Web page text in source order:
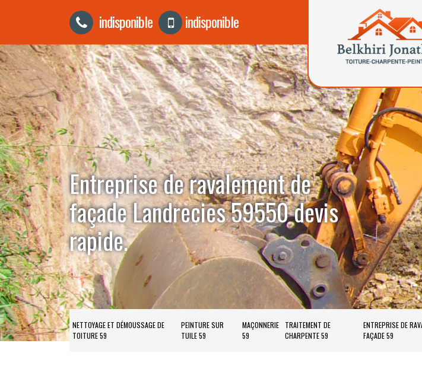
indisponible indisponible
Entreprise de ravalement de
façade Landrecies 59550 devis
rapide.
NETTOYAGE ET DÉMOUSSAGE DE
TOITURE 59
PEINTURE SUR
TUILE 59
MAÇONNERIE
59
TRAITEMENT DE
CHARPENTE 59
ENTREPRISE DE
FAÇADE 59